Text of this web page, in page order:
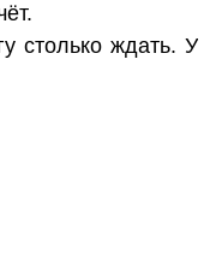
столько ждать. У